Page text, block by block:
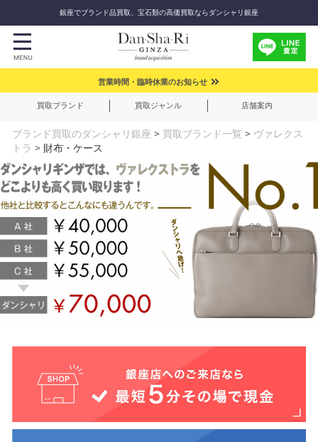
銀座でブランド品買取、宝石類の高価買取ならダンシャリ銀座
営業時間・臨時休業のお知らせ
買取ブランド 買取ジャンル 店舗案内
ブランド買取のダンシャリ銀座 > 買取ブランド一覧 > ヴァレクス
トラ > 財布・ケース